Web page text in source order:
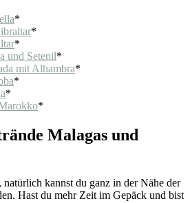
*
*
*
und Setenil*
mit Alhambra*
*
*
*
Malagas und
kannst du ganz in der Nähe der
Hast du mehr Zeit im Gepäck und bist